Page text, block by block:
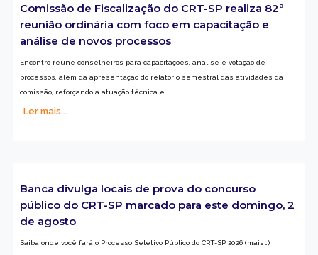
Comissão de Fiscalização do CRT-SP realiza 82ª
reunião ordinária com foco em capacitação e
análise de novos processos
Encontro reúne conselheiros para capacitações, análise e votação de
processos, além da apresentação do relatório semestral das atividades da
comissão, reforçando a atuação técnica e…
Ler mais...
Banca divulga locais de prova do concurso
público do CRT-SP marcado para este domingo, 2
de agosto
Saiba onde você fará o Processo Seletivo Público do CRT-SP 2026 (mais…)